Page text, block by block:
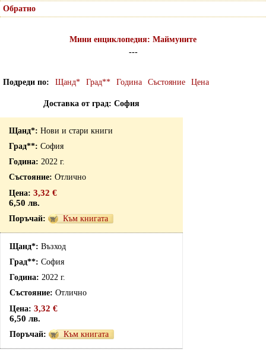
Обратно
Мини енциклопедия: Маймуните
---
Подреди по Щанд* Град** Година Състояние Цена
Доставка от град: София
Нови и стари книги
София
2022 г.
Отлично
3,32 €
6,50 лв.
Към книгата
Възход
София
2022 г.
Отлично
3,32 €
6,50 лв.
Към книгата